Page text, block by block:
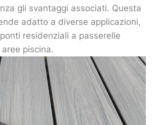
gli svantaggi associati. Questa
adatto a diverse applicazioni,
residenziali a passerelle
piscina.